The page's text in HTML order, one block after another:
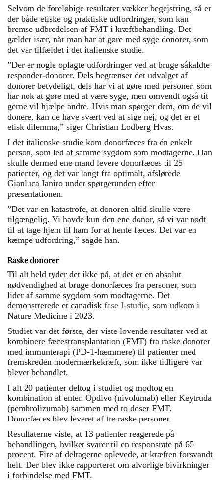
Selvom de foreløbige resultater vækker begejstring, så er
der både etiske og praktiske udfordringer, som kan
bremse udbredelsen af FMT i kræftbehandling. Det
gælder især, når man har at gøre med syge donorer, som
det var tilfældet i det italienske studie.
”Der er nogle oplagte udfordringer ved at bruge såkaldte
responder-donorer. Dels begrænser det udvalget af
donorer betydeligt, dels har vi at gøre med personer, som
har nok at gøre med at være syge, men omvendt også tit
gerne vil hjælpe andre. Hvis man spørger dem, om de vil
donere, kan de have svært ved at sige nej, og det er et
etisk dilemma,” siger Christian Lodberg Hvas.
I det italienske studie kom donorfæces fra én enkelt
person, som led af samme sygdom som modtagerne. Han
skulle dermed ene mand levere donorfæces til 25
patienter, og det var langt fra optimalt, afslørede
Gianluca Ianiro under spørgerunden efter
præsentationen.
”Det var en katastrofe, at donoren altid skulle være
tilgængelig. Vi havde kun den ene donor, så vi var nødt
til at tage hjem til ham for at hente fæces. Det var en
kæmpe udfordring,” sagde han.
Raske donorer
Til alt held tyder det ikke på, at det er en absolut
nødvendighed at bruge donorfæces fra personer, som
lider af samme sygdom som modtagerne. Det
demonstrerede et canadisk fase I-studie, som udkom i
Nature Medicine i 2023.
Studiet var det første, der viste lovende resultater ved at
kombinere fæcestransplantation (FMT) fra raske donorer
med immunterapi (PD-1-hæmmere) til patienter med
fremskreden modermærkekræft, som ikke tidligere var
blevet behandlet.
I alt 20 patienter deltog i studiet og modtog en
kombination af enten Opdivo (nivolumab) eller Keytruda
(pembrolizumab) sammen med to doser FMT.
Donorfæces blev leveret af tre raske personer.
Resultaterne viste, at 13 patienter reagerede på
behandlingen, hvilket svarer til en responsrate på 65
procent. Fire af deltagerne oplevede, at kræften forsvandt
helt. Der blev ikke rapporteret om alvorlige bivirkninger
i forbindelse med FMT.